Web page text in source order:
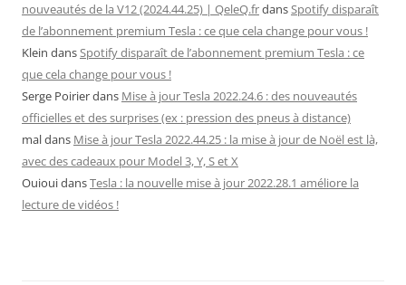
nouveautés de la V12 (2024.44.25) | QeleQ.frdansSpotify disparaît
de l’abonnement premium Tesla : ce que cela change pour vous !
Klein dansSpotify disparaît de l’abonnement premium Tesla : ce
que cela change pour vous !
Serge Poirierdans Mise à jour Tesla 2022.24.6 : des nouveautés
officielles et des surprises (ex : pression des pneus à distance)
maldans Mise à jour Tesla 2022.44.25 : la mise à jour de Noël est là,
avec des cadeaux pour Model 3, Y, S et X
OuiouidansTesla : la nouvelle mise à jour 2022.28.1 améliore la
lecture de vidéos !